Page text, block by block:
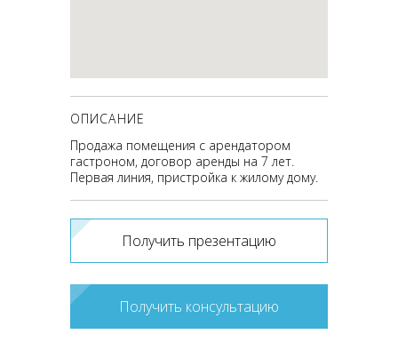
ОПИСАНИЕ
Продажа помещения с арендатором
гастроном, договор аренды на 7 лет.
Первая линия, пристройка к жилому дому.
Получить презентацию
Получить консультацию